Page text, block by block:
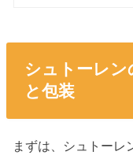
シュトーレ
と包装
まずは、シュトーレ